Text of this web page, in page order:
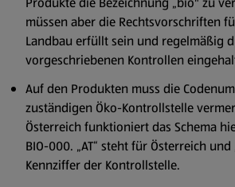
müssen aber die Rechtsvorschriften
Landbau erfüllt sein und regelmäßig
vorgeschriebenen Kontrollen
Auf den Produkten muss die
zuständigen Öko-Kontrollstelle
Österreich funktioniert das Schema
BIO-000. „AT“ steht für Österreich
Kennziffer der Kontrollstelle.